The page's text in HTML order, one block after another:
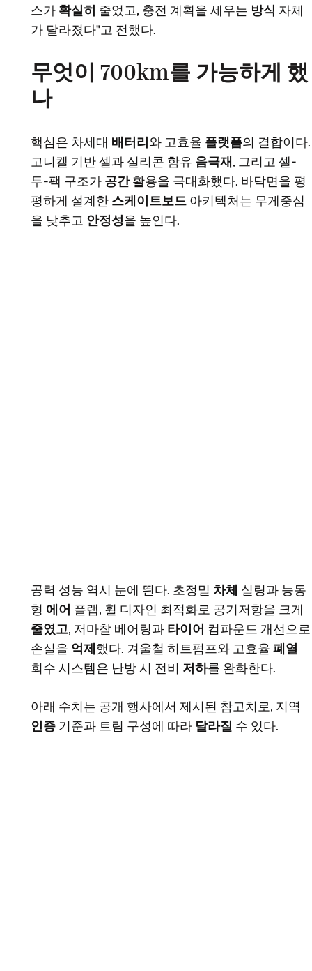
스가 확실히 줄었고, 충전 계획을 세우는 방식 자체
가 달라졌다"고 전했다.
무엇이 700km를 가능하게 했
나
핵심은 차세대 배터리 와 고효율 플랫폼의 결합이다.
고니켈 기반 셀과 실리콘 함유 음극재 , 그리고 셀-
투-팩 구조가 공간활용을 극대화했다. 바닥면을 평
평하게 설계한 스케이트보드 아키텍처는 무게중심
을 낮추고 안정성을 높인다.
공력 성능 역시 눈에 띈다. 초정밀 차체 실링과 능동
형 에어 플랩, 휠 디자인 최적화로 공기저항을 크게
줄였고, 저마찰 베어링과 타이어 컴파운드 개선으로
손실을 억제 했다. 겨울철 히트펌프와 고효율 폐열
회수 시스템은 난방 시 전비 저하를 완화한다.
아래 수치는 공개 행사에서 제시된 참고치로, 지역
인증 기준과 트림 구성에 따라 달라질 수 있다.